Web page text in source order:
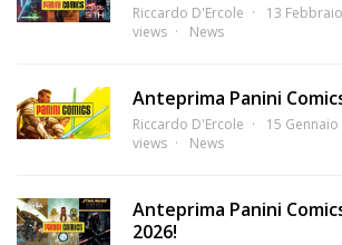
Riccardo D'Ercole 13
views
News
Anteprima Panini
Riccardo D'Ercole 15 Gennaio
views
News
Anteprima Panini
2026!